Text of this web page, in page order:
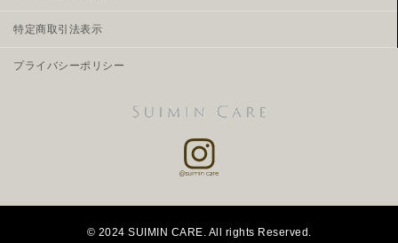
特定商取引法表示
プライバシーポリシー
© 2024 SUIMIN CARE. All rights Reserved.